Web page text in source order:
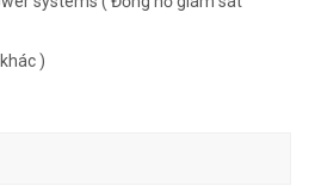
)